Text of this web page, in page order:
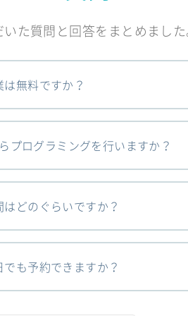
た質問と回答をまとめまし
は無料ですか？
プログラミングを行いますか？
どのぐらいですか？
も予約できますか？